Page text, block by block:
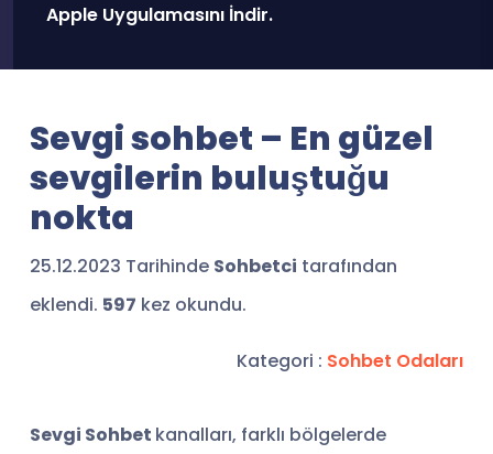
Apple Uygulamasını İndir.
Sevgi sohbet – En güzel
sevgilerin buluştuğu
nokta
25.12.2023 Tarihinde Sohbetci tarafından
eklendi. 597 kez okundu.
Kategori : Sohbet Odaları
Sevgi Sohbet kanalları, farklı bölgelerde